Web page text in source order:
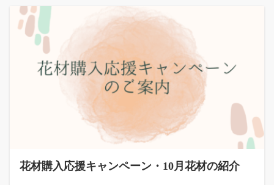
花材購入応援キャンペーン・10月花材の紹介